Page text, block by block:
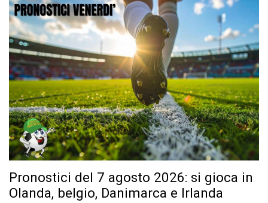
Pronostici del 7 agosto 2026: si gioca in
Olanda, belgio, Danimarca e Irlanda